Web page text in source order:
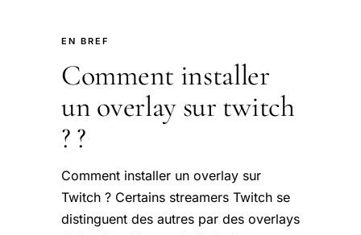
EN BREF
Comment installer
un overlay sur twitch
?​ ?
Comment installer un overlay sur
Twitch ? Certains streamers Twitch se
distinguent des autres par des overlays